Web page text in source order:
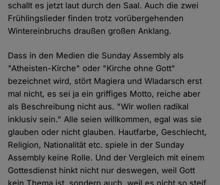
schallt es jetzt laut durch den Saal. Auch die zwei
Frühlingslieder finden trotz vorübergehenden
Wintereinbruchs draußen großen Anklang.
Dass in den Medien die Sunday Assembly als
"Atheisten-Kirche" oder "Kirche ohne Gott"
bezeichnet wird, stört Magiera und Wladarsch erst
mal nicht, es sei ja ein griffiges Motto, reiche aber
als Beschreibung nicht aus. "Wir wollen radikal
inklusiv sein." Alle seien willkommen, egal was sie
glauben oder nicht glauben. Hautfarbe, Geschlecht,
Religion, Nationalität etc. spiele in der Sunday
Assembly keine Rolle. Und der Vergleich mit einem
Gottesdienst hinkt nicht nur deswegen, weil Gott